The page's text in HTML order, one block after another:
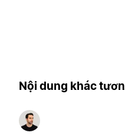
Nội dung khác